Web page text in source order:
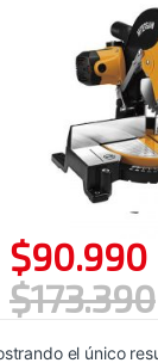
$90.990
$173.390
el único